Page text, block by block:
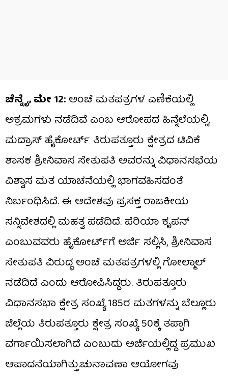
ಚೆನ್ನೈ, ಮೇ 12: ಅಂಚೆ ಮತಪತ್ರಗಳ ಎಣಿಕೆಯಲ್ಲಿ
ಅಕ್ರಮಗಳು ನಡೆದಿವೆ ಎಂಬ ಆರೋಪದ ಹಿನ್ನೆಲೆಯಲ್ಲಿ,
ಮದ್ರಾಸ್ ಹೈಕೋರ್ಟ್ ತಿರುಪತ್ತೂರು ಕ್ಷೇತ್ರದ ಟಿವಿಕೆ
ಶಾಸಕ ಶ್ರೀನಿವಾಸ ಸೇತುಪತಿ ಅವರನ್ನು ವಿಧಾನಸಭೆಯ
ವಿಶ್ವಾಸ ಮತ ಯಾಚನೆಯಲ್ಲಿ ಭಾಗವಹಿಸದಂತೆ
ನಿರ್ಬಂಧಿಸಿದೆ. ಈ ಆದೇಶವು ಪ್ರಸಕ್ತ ರಾಜಕೀಯ
ಸನ್ನಿವೇಶದಲ್ಲಿ ಮಹತ್ವ ಪಡೆದಿದೆ. ಪೆರಿಯಾ ಕೃಪನ್
ಎಂಬುವವರು ಹೈಕೋರ್ಟ್‌ಗೆ ಅರ್ಜಿ ಸಲ್ಲಿಸಿ, ಶ್ರೀನಿವಾಸ
ಸೇತುಪತಿ ವಿರುದ್ಧ ಅಂಚೆ ಮತಪತ್ರಗಳಲ್ಲಿ ಗೋಲ್ಮಾಲ್
ನಡೆದಿದೆ ಎಂದು ಆರೋಪಿಸಿದ್ದರು. ತಿರುಪತ್ತೂರು
ವಿಧಾನಸಭಾ ಕ್ಷೇತ್ರ ಸಂಖ್ಯೆ 185ರ ಮತಗಳನ್ನು ಬೆಲ್ಲೂರು
ಜಿಲ್ಲೆಯ ತಿರುಪತ್ತೂರು ಕ್ಷೇತ್ರ ಸಂಖ್ಯೆ 50ಕ್ಕೆ ತಪ್ಪಾಗಿ
ವರ್ಗಾಯಿಸಲಾಗಿದೆ ಎಂಬುದು ಅರ್ಜಿಯಲ್ಲಿದ್ದ ಪ್ರಮುಖ
ಆಪಾದನೆಯಾಗಿತ್ತು.ಚುನಾವಣಾ ಆಯೋಗವು